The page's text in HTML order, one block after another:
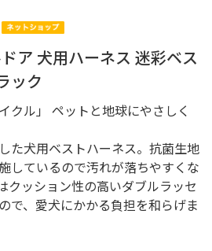
ア 犬用ハーネス 迷彩ベス
ック
クル」 ペットと地球にやさしく
た犬用ベストハーネス。抗菌生地
しているので汚れが落ちやすくな
クッション性の高いダブルラッセ
で、愛犬にかかる負担を和らげま